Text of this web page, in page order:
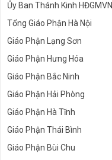
Ủy Ban Thánh Kinh HĐGMVN
Tổng Giáo Phận Hà Nội
Giáo Phận Lạng Sơn
Giáo Phận Hưng Hóa
Giáo Phận Bắc Ninh
Giáo Phận Hải Phòng
Giáo Phận Hà Tĩnh
Giáo Phận Thái Bình
Giáo Phận Bùi Chu